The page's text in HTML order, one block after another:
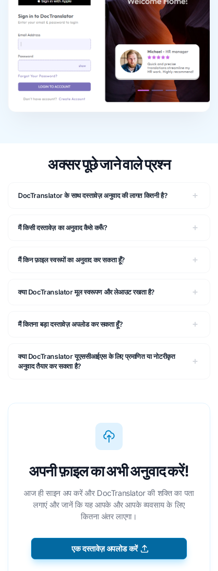
अक्सर पूछे जाने वाले प्रश्न
DocTranslator के साथ दस्तावेज़ अनुवाद की लागत कितनी है?
मैं किसी दस्तावेज़ का अनुवाद कैसे करूँ?
मैं किन फ़ाइल स्वरूपों का अनुवाद कर सकता हूँ?
क्या DocTranslator मूल स्वरूपण और लेआउट रखता है?
मैं कितना बड़ा दस्तावेज़ अपलोड कर सकता हूँ?
क्या DocTranslator यूएससीआईएस के लिए प्रमाणित या नोटरीकृत
अनुवाद तैयार कर सकता है?
अपनी फ़ाइल का अभी अनुवाद करें!
आज ही साइन अप करें और DocTranslator की शक्ति का पता
लगाएं और जानें कि यह आपके और आपके व्यवसाय के लिए
कितना अंतर लाएगा।
एक दस्तावेज़ अपलोड करें